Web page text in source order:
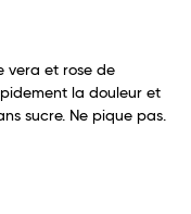
vera et rose de
la douleur et
sucre. Ne pique pas.